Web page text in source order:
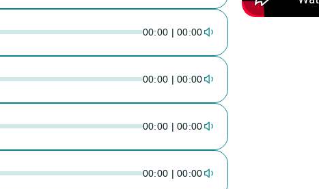
00:00 | 00:00
00:00 | 00:00
00:00 | 00:00
00:00 | 00:00